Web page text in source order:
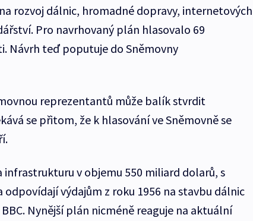
rozvoj dálnic, hromadné dopravy, internetových
Pro navrhovaný plán hlasovalo 69
Návrh teď poputuje do Sněmovny
reprezentantů může balík stvrdit
se přitom, že k hlasování ve Sněmovně se
infrastrukturu v objemu 550 miliard dolarů, s
výdajům z roku 1956 na stavbu dálnic
Nynější plán nicméně reaguje na aktuální